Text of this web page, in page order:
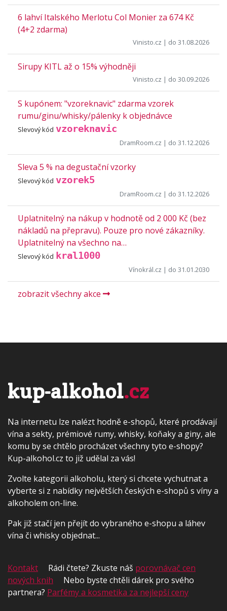
6 lahví Italského Merlotu Col Monier za 674 Kč
(4+2 zdarma)
Vinisto.cz | do 31.08.2026
Sirupy KITL až o 15% výhodněji
Vinisto.cz | do 30.09.2026
S kupónem: "vzoreknavic" zdarma vzorek
rumu/ginu/whisky/pálenky k objednávce
Slevový kód vzoreknavic
DramRoom.cz | do 31.12.2026
Sleva 5 % na degustační vzorky
Slevový kód vzorek5
DramRoom.cz | do 31.12.2026
Uplatnitelný na nákup v hodnotě od 2 000 Kč (bez
nákladů na přepravu). Pouze pro nové zákazníky.
Uplatnitelný na všechno na…
Slevový kód kral1000
Vínokrál.cz | do 31.01.2030
zobrazit všechny akce
kup-alkohol.cz
Na internetu lze nalézt hodně e-shopů, které prodávají
vína a sekty, prémiové rumy, whisky, koňaky a giny, ale
komu by se chtělo procházet všechny tyto e-shopy?
Kup-alkohol.cz to již udělal za vás!
Zvolte kategorii alkoholu, který si chcete vychutnat a
vyberte si z nabídky největších českých e-shopů s víny a
alkoholem on-line.
Pak již stačí jen přejít do vybraného e-shopu a láhev
vína či whisky objednat...
Kontakt Rádi čtete? Zkuste náš porovnávač cen
nových knih
Nebo byste chtěli dárek pro svého
partnera? Parfémy a kosmetika za nejlepší ceny